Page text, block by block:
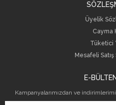
Üyelik
Cayma
Tüketici
Mesafeli
E-
Kampanyalarımızdan ve